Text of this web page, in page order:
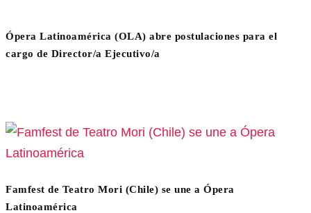
Ópera Latinoamérica (OLA) abre postulaciones para el
cargo de Director/a Ejecutivo/a
Famfest de Teatro Mori (Chile) se une a Ópera
Latinoamérica